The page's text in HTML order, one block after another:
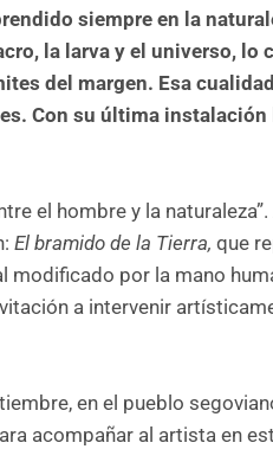
siempre en la
la larva y el universo, lo
del margen. Esa
Con su última
el hombre y la
El bramido de la Tierra,que
modificado por la mano
a intervenir
en el pueblo
acompañar al artista en